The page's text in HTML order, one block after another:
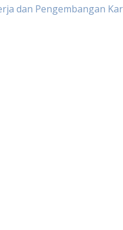
dan Pengembangan